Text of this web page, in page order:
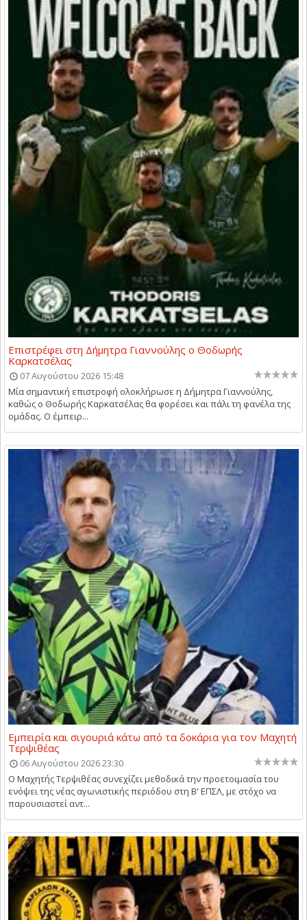
Επιστρέφει στη Δήμητρα Γιαννούλης ο Θοδωρής
Καρκατσέλας
07 Αυγούστου 2026 15:48
Μία σημαντική επιστροφή ολοκλήρωσε η Δήμητρα Γιαννούλης,
καθώς ο Θοδωρής Καρκατσέλας θα φορέσει και πάλι τη φανέλα της
ομάδας. Ο έμπειρ...
Εμπειρία και σιγουριά κάτω από τα δοκάρια για τον Μαχητή
Τερψιθέας
06 Αυγούστου 2026 23:30
Ο Μαχητής Τερψιθέας συνεχίζει μεθοδικά την προετοιμασία του
ενόψει της νέας αγωνιστικής περιόδου στη Β' ΕΠΣΛ, με στόχο να
παρουσιαστεί αντ...